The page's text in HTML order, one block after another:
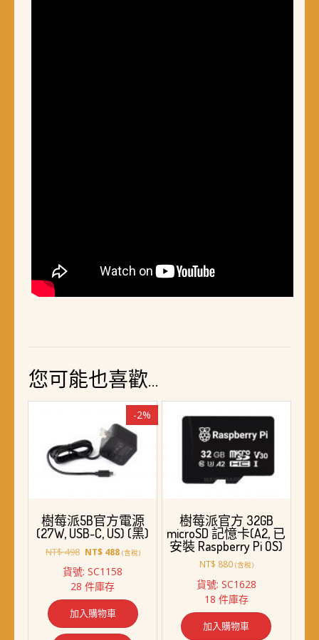
您可能也喜歡…
-2%
樹莓派5B官方電源
(27W, USB-C, US) (黑)
NT$498 原
價
格：
NT$ 498。
NT$488目
價
NT$ 488。
(含稅)
貨號: SC1158
28 件庫存
加入購物車
樹莓派官方 32GB
microSD 記憶卡(A2, 已
安裝 Raspberry Pi OS)
NT$ 880 (含稅)
貨號: SC1628
18 件庫存
加入購物車